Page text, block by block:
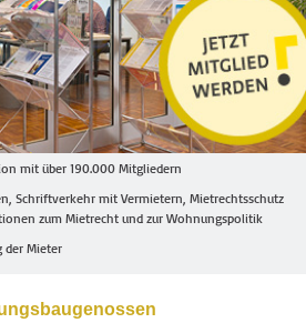
mit über 190.000 Mitgliedern
Schriftverkehr mit Vermietern, Mietrechtsschutz
zum Mietrecht und zur Wohnungspolitik
der Mieter